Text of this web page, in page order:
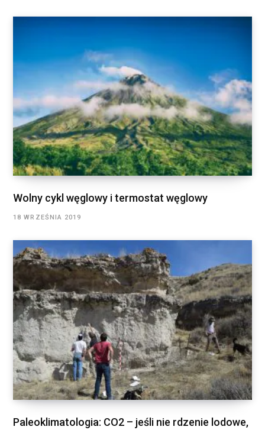
Wolny cykl węglowy i termostat węglowy
18 WRZEŚNIA 2019
Paleoklimatologia: CO2 – jeśli nie rdzenie lodowe,